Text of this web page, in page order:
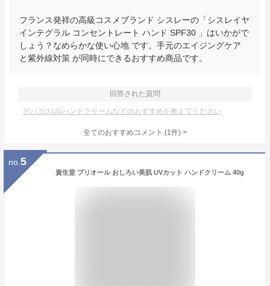
フランス発祥の高級コスメブランド シスレーの「シスレイヤ
インテグラル コンセントレート ハンド SPF30 」はいかがで
しょう？なめらかな使い心地 です。手元のエイジングケア
と紫外線対策 が同時にできるおすすめ商品です。
回答された質問
デパコスUVハンドクリームなどのおすすめを教えてください
全てのおすすめコメント (1件) >
no. 5
資生堂 プリオール おしろい美肌 UVカット ハンドクリーム 40g